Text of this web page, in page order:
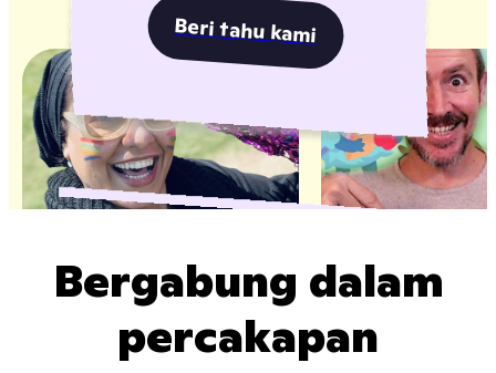
Beri tahu kami
Bergabung dalam
percakapan